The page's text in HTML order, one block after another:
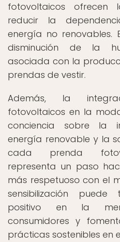
fotovoltaicos ofrecen
reducir la
energía no renovables.
disminución de la
asociada con la
prendas de vestir.
Además, la
fotovoltaicos en la
conciencia sobre la
energía renovable y la
cada prenda
representa un paso
más respetuoso con el
sensibilización
positivo en la
consumidores y
prácticas sostenibles en